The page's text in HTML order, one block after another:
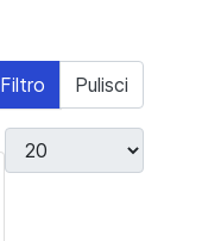
Filtro Pulisci
Visualizza #